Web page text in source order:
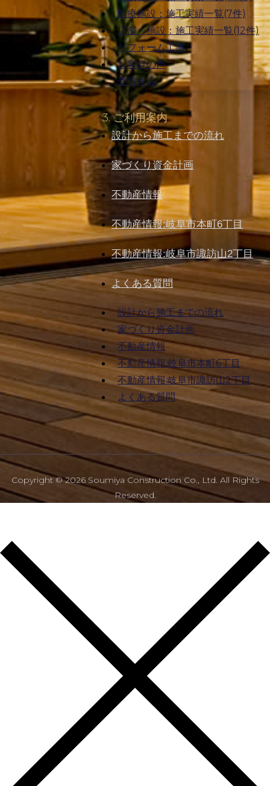
医療施設：施工実績一覧(7件)
店舗・施設：施工実績一覧(12件)
リフォーム工事
お客様の声
受賞作品
3. ご利用案内
設計から施工までの流れ
家づくり資金計画
不動産情報
不動産情報:岐阜市本町6丁目
不動産情報:岐阜市諏訪山2丁目
よくある質問
設計から施工までの流れ
家づくり資金計画
不動産情報
不動産情報:岐阜市本町6丁目
不動産情報:岐阜市諏訪山2丁目
よくある質問
Copyright © 2026 Soumiya Construction Co., Ltd. All Rights
Reserved.